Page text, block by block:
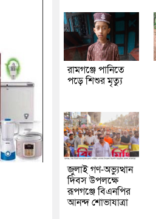
রামগঞ্জে পানিতে
পড়ে শিশুর মৃত্যু
জুলাই গণ-অভ্যুত্থান
দিবস উপলক্ষে
রূপগঞ্জে বিএনপির
আনন্দ শোভাযাত্রা